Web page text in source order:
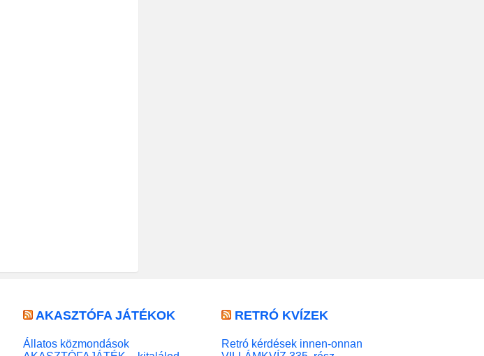
AKASZTÓFA JÁTÉKOK
Állatos közmondások
RETRÓ KVÍZEK
Retró kérdések innen-onnan